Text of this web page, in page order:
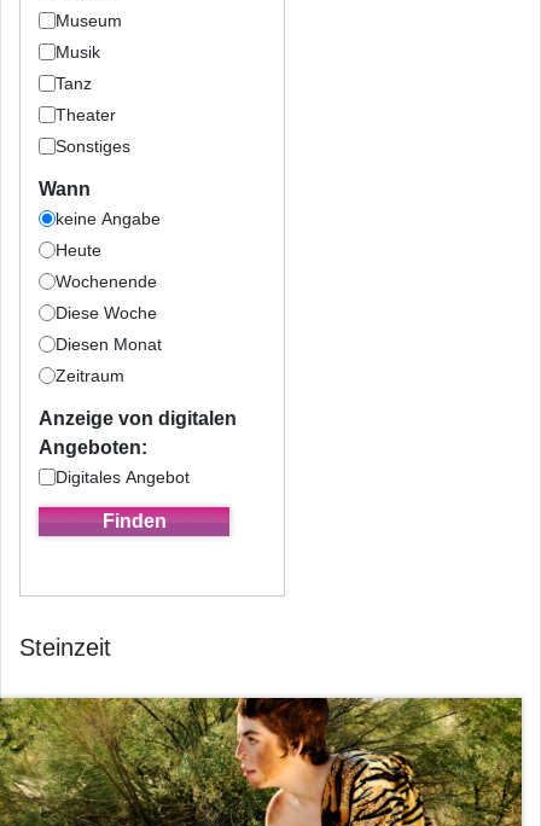
Museum
Musik
Tanz
Theater
Sonstiges
Wann
keine Angabe
Heute
Wochenende
Diese Woche
Diesen Monat
Zeitraum
Anzeige von digitalen
Angeboten:
Digitales Angebot
Steinzeit